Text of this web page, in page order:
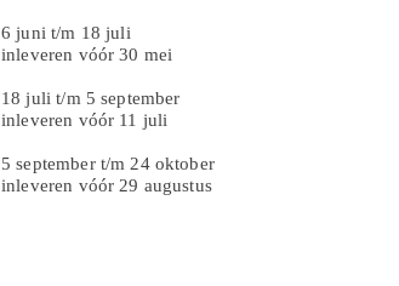
6 juni t/m 18 juli
inleveren vóór 30 mei
18 juli t/m 5 september
inleveren vóór 11 juli
5 september t/m 24 oktober
inleveren vóór 29 augustus